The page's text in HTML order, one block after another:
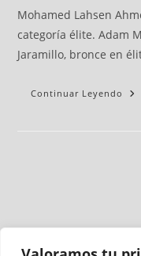
Mohamed Lahsen
categoría élite. Adam
Jaramillo, bronce en
Continuar Leyendo